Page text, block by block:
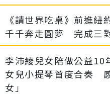
《請世界吃桌》前進紐
千千奔走圓夢 完成三
李沛綾兒女陪做公益10
女兒小提琴首度合奏
女」